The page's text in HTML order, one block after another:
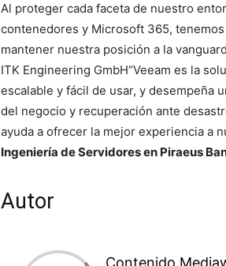
Al proteger cada faceta de nuestro
contenedores y Microsoft 365,
mantener nuestra posición a la
ITK Engineering GmbH“Veeam es la
escalable y fácil de usar, y desempeña
del negocio y recuperación ante
ayuda a ofrecer la mejor experiencia a
Ingeniería de Servidores en Piraeus
Autor
Contenido